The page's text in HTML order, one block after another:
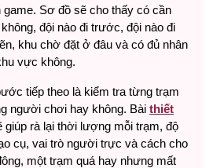
Sơ đồ sẽ cho thấy có cần
đội nào đi trước, đội nào đi
khu chờ đặt ở đâu và có đủ nhân
vực không.
tiếp theo là kiểm tra từng trạm
người chơi hay không. Bài thiết
giúp rà lại thời lượng mỗi trạm, độ
cụ, vai trò người trực và cách cho
một trạm quá hay nhưng mất